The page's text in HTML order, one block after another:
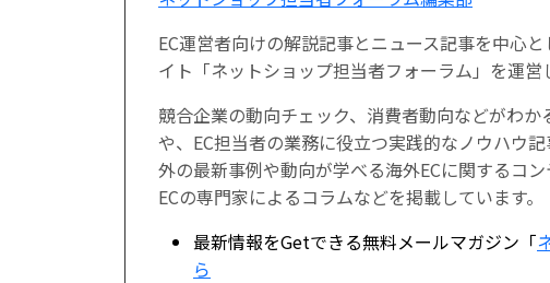
EC運営者向けの解説記事とニュース記事を中心
イト「ネットショップ担当者フォーラム」を運営
競合企業の動向チェック、消費者動向などがわか
や、EC担当者の業務に役立つ実践的なノウハウ
外の最新事例や動向が学べる海外ECに関するコン
ECの専門家によるコラムなどを掲載しています。
最新情報をGetできる無料メールマガジン「
ら